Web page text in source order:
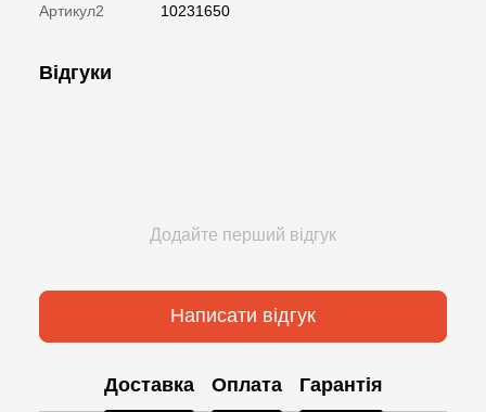
Артикул2 10231650
Відгуки
Додайте перший відгук
Написати відгук
Доставка Оплата Гарантія